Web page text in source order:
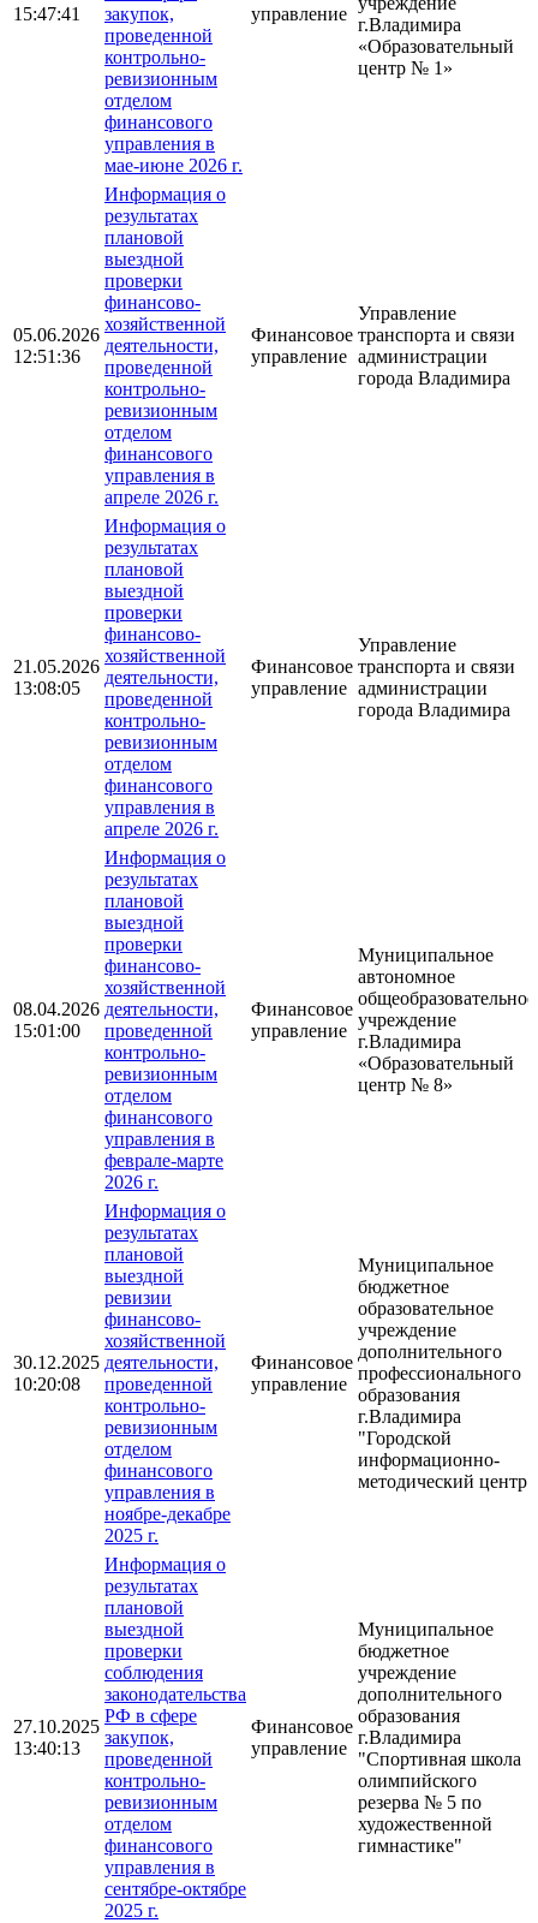
15:47:41
закупок,
проведенной
контрольно-
ревизионным
отделом
финансового
управления в
мае-июне 2026 г.
управление
г.Владимира
«Образовательный
центр № 1»
05.06.2026
12:51:36
Информация о
результатах
плановой
выездной
проверки
финансово-
хозяйственной
деятельности,
проведенной
контрольно-
ревизионным
отделом
финансового
управления в
апреле 2026 г.
Финансовое
управление
Управление
транспорта и связи
администрации
города Владимира
21.05.2026
13:08:05
Информация о
результатах
плановой
выездной
проверки
финансово-
хозяйственной
деятельности,
проведенной
контрольно-
ревизионным
отделом
финансового
управления в
апреле 2026 г.
Финансовое
управление
Управление
транспорта и связи
администрации
города Владимира
08.04.2026
15:01:00
Информация о
результатах
плановой
выездной
проверки
финансово-
хозяйственной
деятельности,
проведенной
контрольно-
ревизионным
отделом
финансового
управления в
феврале-марте
2026 г.
Финансовое
управление
Муниципальное
автономное
общеобразовательное
учреждение
г.Владимира
«Образовательный
центр № 8»
30.12.2025
10:20:08
Информация о
результатах
плановой
выездной
ревизии
финансово-
хозяйственной
деятельности,
проведенной
контрольно-
ревизионным
отделом
финансового
управления в
ноябре-декабре
2025 г.
Финансовое
управление
Муниципальное
бюджетное
образовательное
учреждение
дополнительного
профессионального
образования
г.Владимира
"Городской
информационно-
методический центр"
27.10.2025
13:40:13
Информация о
результатах
плановой
выездной
проверки
соблюдения
законодательства
РФ в сфере
закупок,
проведенной
контрольно-
ревизионным
отделом
финансового
управления в
сентябре-октябре
2025 г.
Финансовое
управление
Муниципальное
бюджетное
учреждение
дополнительного
образования
г.Владимира
"Спортивная школа
олимпийского
резерва № 5 по
художественной
гимнастике"